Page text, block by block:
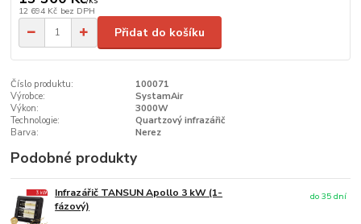
12 694 Kč bez DPH
Přidat do košíku
Číslo produktu:
100071
Výrobce:
SystamAir
Výkon:
3000W
Technologie:
Quartzový infrazářič
Barva:
Nerez
Podobné produkty
Infrazářič TANSUN Apollo 3 kW (1-
fázový)
do 35 dní